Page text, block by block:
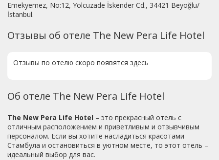
Emekyemez, No:12, Yolcuzade İskender Cd., 34421 Beyoğlu/
İstanbul.
Отзывы об отеле The New Pera Life Hotel
Отзывы по отелю скоро появятся здесь
Об отеле The New Pera Life Hotel
The New Pera Life Hotel – это прекрасный отель с
отличным расположением и приветливым и отзывчивым
персоналом. Если вы хотите насладиться красотами
Стамбула и остановиться в уютном месте, то этот отель –
идеальный выбор для вас.